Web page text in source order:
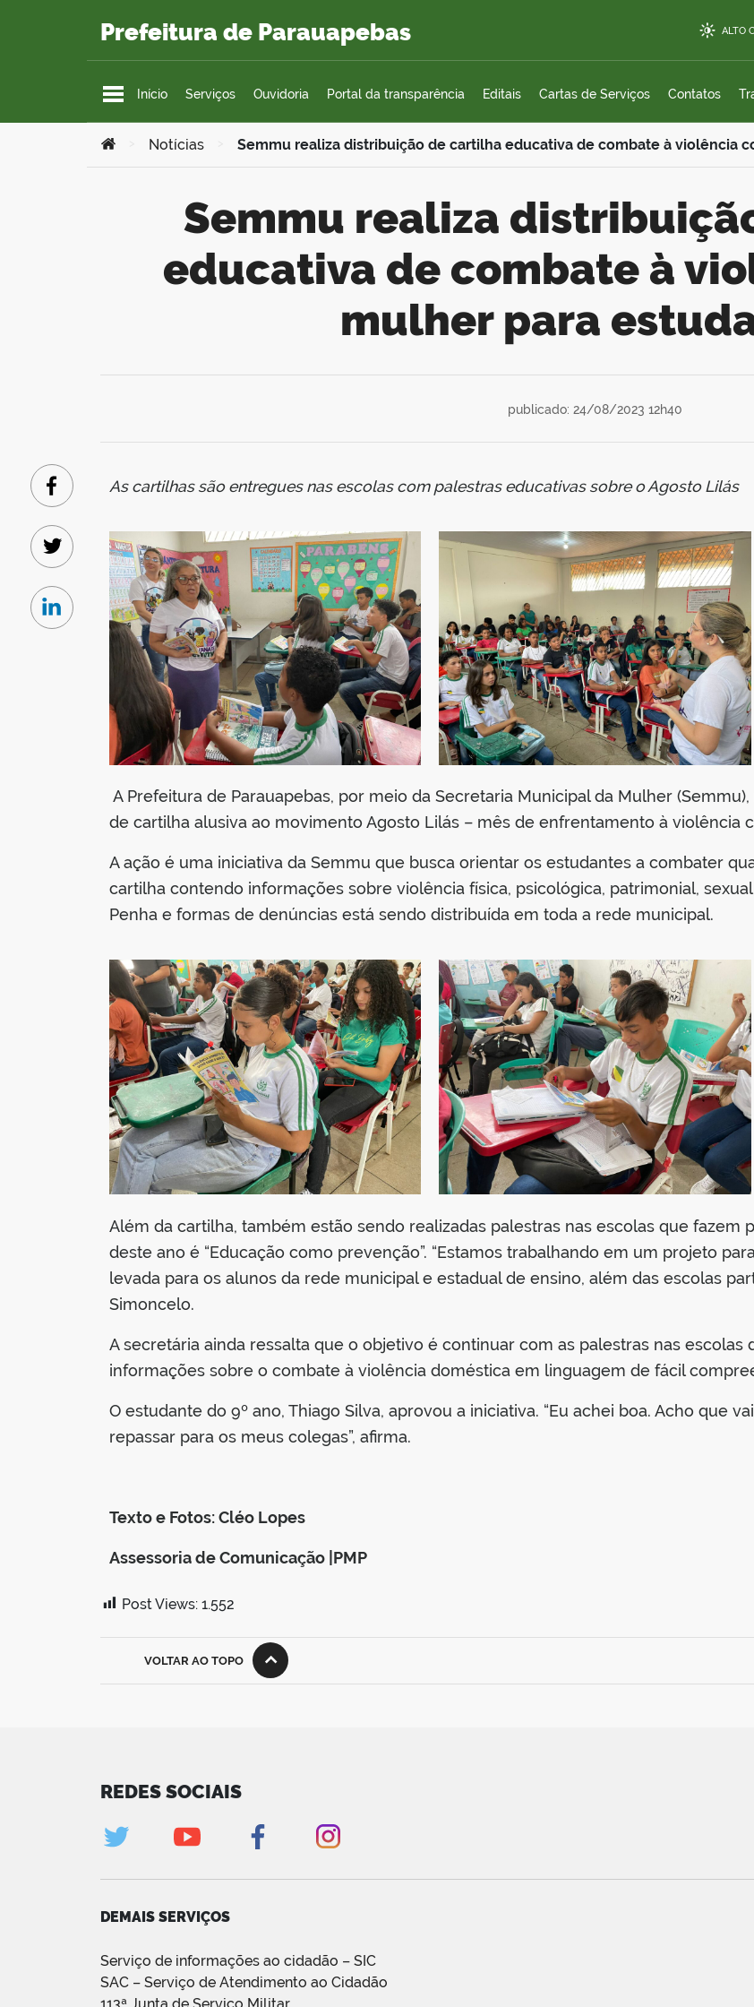
Prefeitura de Parauapebas ALTO
Início Serviços Ouvidoria Portal da transparência Editais Cartas de Serviços Contatos
Você está aqui:
Notícias Semmu realiza distribuição de cartilha educativa de combate à violência
Semmu realiza distribuição de cartilha
educativa de combate à
mulher para
publicado: 24/08/2023 12h40
As cartilhas são entregues nas escolas com palestras educativas sobre o Agosto Lilás
A Prefeitura de Parauapebas, por meio da Secretaria Municipal da Mulher
de cartilha alusiva ao movimento Agosto Lilás – mês de enfrentamento à violência
A ação é uma iniciativa da Semmu que busca orientar os estudantes a combater
cartilha contendo informações sobre violência física, psicológica, patrimonial,
Penha e formas de denúncias está sendo distribuída em toda a rede municipal.
Além da cartilha, também estão sendo realizadas palestras nas escolas que fazem
deste ano é “Educação como prevenção”. “Estamos trabalhando em um projeto
levada para os alunos da rede municipal e estadual de ensino, além das escolas
Simoncelo.
A secretária ainda ressalta que o objetivo é continuar com as palestras nas
informações sobre o combate à violência doméstica em linguagem de fácil
O estudante do 9º ano, Thiago Silva, aprovou a iniciativa. “Eu achei boa. Acho que
repassar para os meus colegas”, afirma.
Texto e Fotos: Cléo Lopes
Assessoria de Comunicação |PMP
Facebook
Twitter
Linkedin
Post Views: 1.552
VOLTAR AO TOPO
REDES SOCIAIS
DEMAIS SERVIÇOS
Serviço de informações ao cidadão – SIC
SAC – Serviço de Atendimento ao Cidadão
113ª Junta de Serviço Militar